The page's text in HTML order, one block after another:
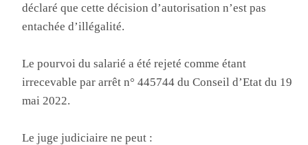
déclaré que cette décision d’autorisation n’est pas
entachée d’illégalité.
Le pourvoi du salarié a été rejeté comme étant
irrecevable par arrêt n° 445744 du Conseil d’Etat du 19
mai 2022.
Le juge judiciaire ne peut :